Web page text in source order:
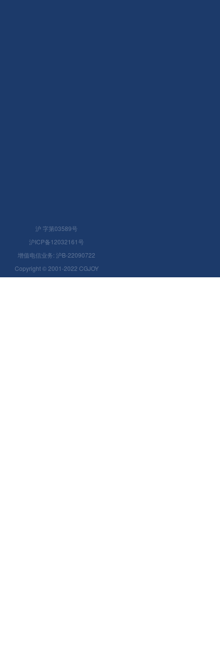
沪 字第03589号
沪ICP备12032161号
增值电信业务: 沪B-22090722
Copyright © 2001-2022 CGJOY